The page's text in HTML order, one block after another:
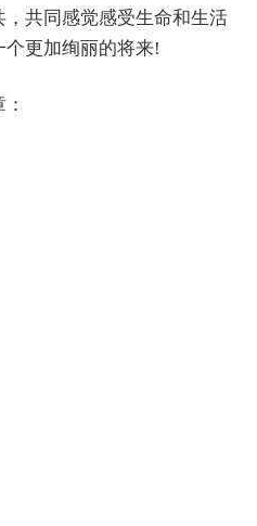
共同感觉感受生命和生活
更加绚丽的将来!